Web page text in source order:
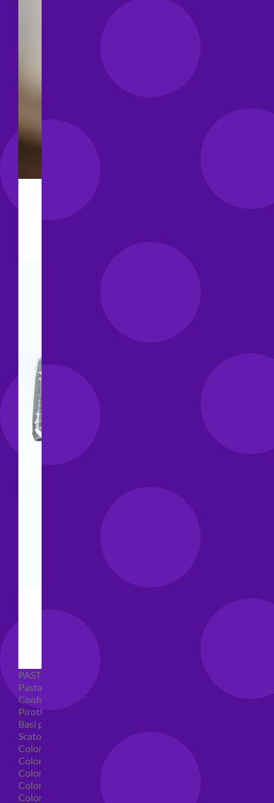
PASTICCERIA
Pasta di zucchero
Confetti
Pirottini
Basi polistirolo per torte
Scatole per torte
Coloranti alimentari
Coloranti alimentari in gel
Colorante alimentare spray
Coloranti alimentari in polvere
Coloranti liquidi